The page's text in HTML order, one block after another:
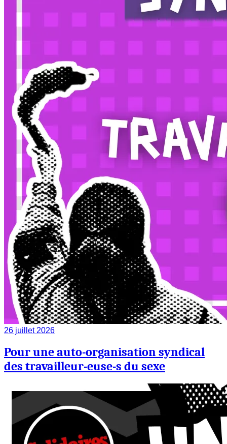
26 juillet 2026
Pour une auto-organisation syndical
des travailleur-euse-s du sexe